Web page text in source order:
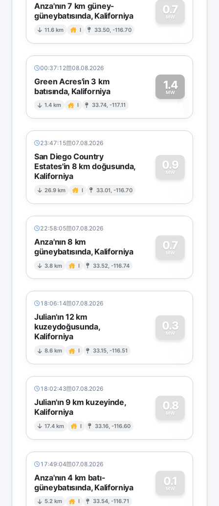
Anza'nın 7 km güney-
güneybatısında, Kaliforniya
11.6 km I 33.50, -116.70
0.7
MW
0
00:37:12 08.08.2026
Green Acres'in 3 km
batısında, Kaliforniya
1.4 km I 33.74, -117.11
1.4
MW1
23:47:15 07.08.2026
San Diego Country
Estates'in 8 km doğusunda,
Kaliforniya
26.9 km I 33.01, -116.70
0.9
MW
0
22:58:05 07.08.2026
Anza'nın 8 km
güneybatısında, Kaliforniya
3.8 km I 33.52, -116.74
0.7
MW
0
18:06:14 07.08.2026
Julian'ın 12 km
kuzeydoğusunda,
Kaliforniya
8.6 km I 33.15, -116.51
0.3
MW
0
18:02:43 07.08.2026
Julian'ın 9 km kuzeyinde,
Kaliforniya
17.4 km I 33.16, -116.60
0.8
MW
0
17:49:04 07.08.2026
Anza'nın 4 km batı-
güneybatısında, Kaliforniya
5.2 km I 33.54, -116.71
0.1
MW